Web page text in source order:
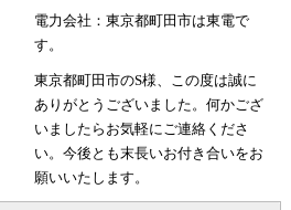
電力会社：東京都町田市は東電で
す。
東京都町田市のS様、この度は誠に
ありがとうございました。何かござ
いましたらお気軽にご連絡くださ
い。今後とも末長いお付き合いをお
願いいたします。